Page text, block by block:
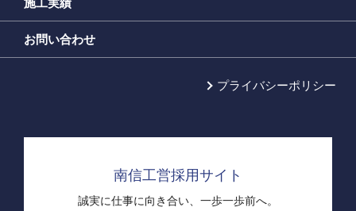
お問い合わせ
プライバシーポリシー
南信工営採用サイト
誠実に仕事に向き合い、 一歩一歩前へ。